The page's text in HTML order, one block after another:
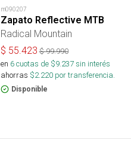
m090207
Zapato Reflective MTB
Radical Mountain
$ 55.423 $99.990
en 6cuotas de $9.237sin interés
ahorras $2.220por transferencia.
Disponible